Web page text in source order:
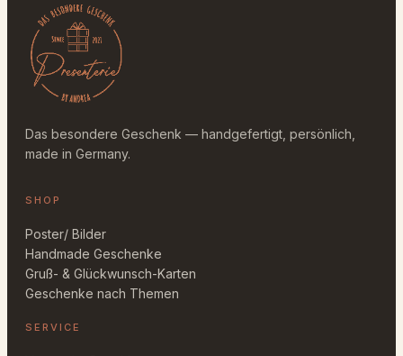
Das besondere Geschenk — handgefertigt, persönlich,
made in Germany.
SHOP
Poster/ Bilder
Handmade Geschenke
Gruß- & Glückwunsch-Karten
Geschenke nach Themen
SERVICE